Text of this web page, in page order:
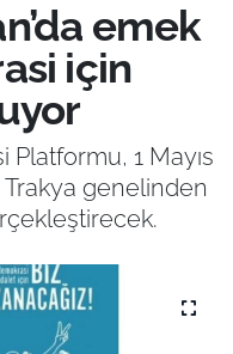
emek
için
Platformu, 1 Mayıs
Trakya genelinden